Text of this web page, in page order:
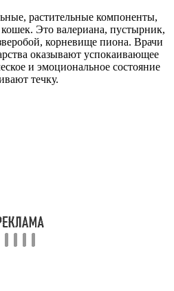
растительные компоненты,
Это валериана, пустырник,
корневище пиона. Врачи
оказывают успокаивающее
и эмоциональное состояние
течку.